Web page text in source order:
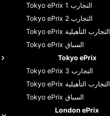
Tokyo ePrix
التجارب 1
Tokyo ePrix
التجارب 2
Tokyo ePrix التجارب التأهيلية
Tokyo ePrix السباق
Tokyo ePrix
Tokyo ePrix
التجارب 3
Tokyo ePrix التجارب التأهيلية
Tokyo ePrix السباق
London ePrix